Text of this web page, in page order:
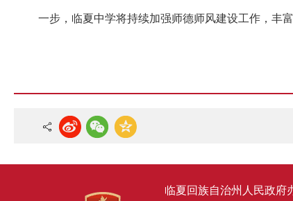
一步，临夏中学将持续加强师德师风建设工作，丰
临夏回族自治州人民政府